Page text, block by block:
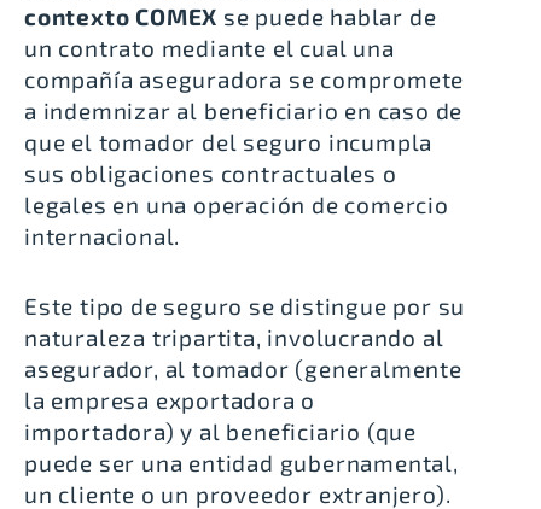
contexto COMEX se puede hablar de
un contrato mediante el cual una
compañía aseguradora se compromete
a indemnizar al beneficiario en caso de
que el tomador del seguro incumpla
sus obligaciones contractuales o
legales en una operación de comercio
internacional.
Este tipo de seguro se distingue por su
naturaleza tripartita, involucrando al
asegurador, al tomador (generalmente
la empresa exportadora o
importadora) y al beneficiario (que
puede ser una entidad gubernamental,
un cliente o un proveedor extranjero).